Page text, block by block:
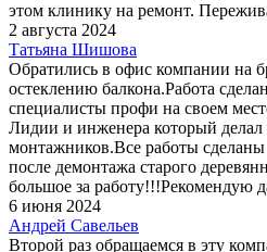
этом клинику на ремонт.
2 августа 2024
Татьяна Шишова
Обратились в офис компании на
остеклению балкона.Работа
специалисты профи на своем
Лидии и инженера который
монтажников.Все работы сделаны
после демонтажа старого
большое за работу!!!Рекомендую
6 июня 2024
Андрей Савельев
Второй раз обращаемся в эту